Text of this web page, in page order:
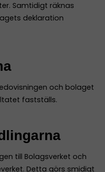
Samtidigt räknas
deklaration
och bolaget
fastställs.
till Bolagsverket och
Detta görs smidigt